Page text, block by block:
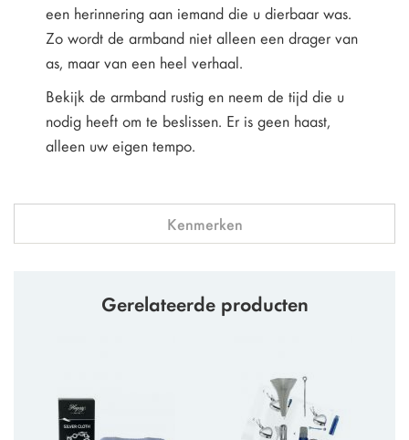
een herinnering aan iemand die u dierbaar was.
Zo wordt de armband niet alleen een drager van
as, maar van een heel verhaal.
Bekijk de armband rustig en neem de tijd die u
nodig heeft om te beslissen. Er is geen haast,
alleen uw eigen tempo.
Kenmerken
Gerelateerde producten